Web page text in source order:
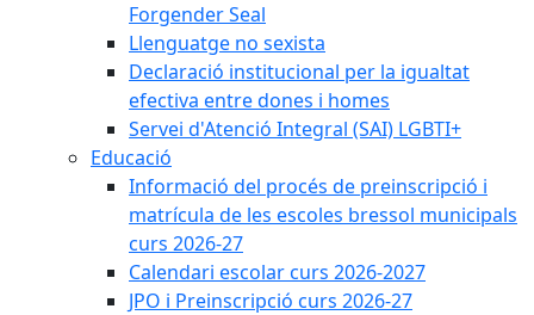
Forgender Seal
Llenguatge no sexista
Declaració institucional per la igualtat
efectiva entre dones i homes
Servei d'Atenció Integral (SAI) LGBTI+
Educació
Informació del procés de preinscripció i
matrícula de les escoles bressol municipals
curs 2026-27
Calendari escolar curs 2026-2027
JPO i Preinscripció curs 2026-27